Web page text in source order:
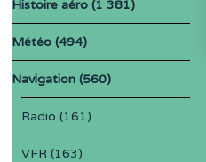
Histoire aéro (1 381)
Météo (494)
Navigation (560)
Radio (161)
VFR (163)